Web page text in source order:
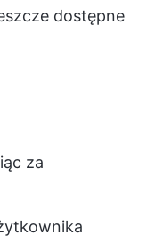
dostępne
za